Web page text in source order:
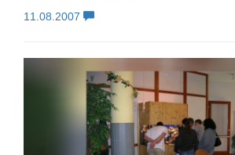
11.08.2007